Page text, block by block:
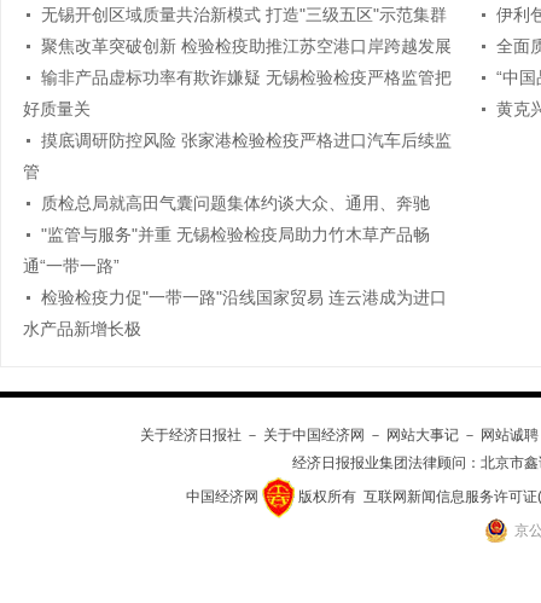
无锡开创区域质量共治新模式 打造"三级五区"示范集群
聚焦改革突破创新 检验检疫助推江苏空港口岸跨越发展
输非产品虚标功率有欺诈嫌疑 无锡检验检疫严格监管把
好质量关
摸底调研防控风险 张家港检验检疫严格进口汽车后续监
管
质检总局就高田气囊问题集体约谈大众、通用、奔驰
"监管与服务"并重 无锡检验检疫局助力竹木草产品畅
通“一带一路”
检验检疫力促"一带一路"沿线国家贸易 连云港成为进口
水产品新增长极
伊利
全面
“中
黄克
关于经济日报社 － 关于中国经济网 － 网站大事记 － 网站诚聘
经济日报报业集团法律顾问： 北京市
中国经济网 版权所有 互联网新闻信息服务许可
京